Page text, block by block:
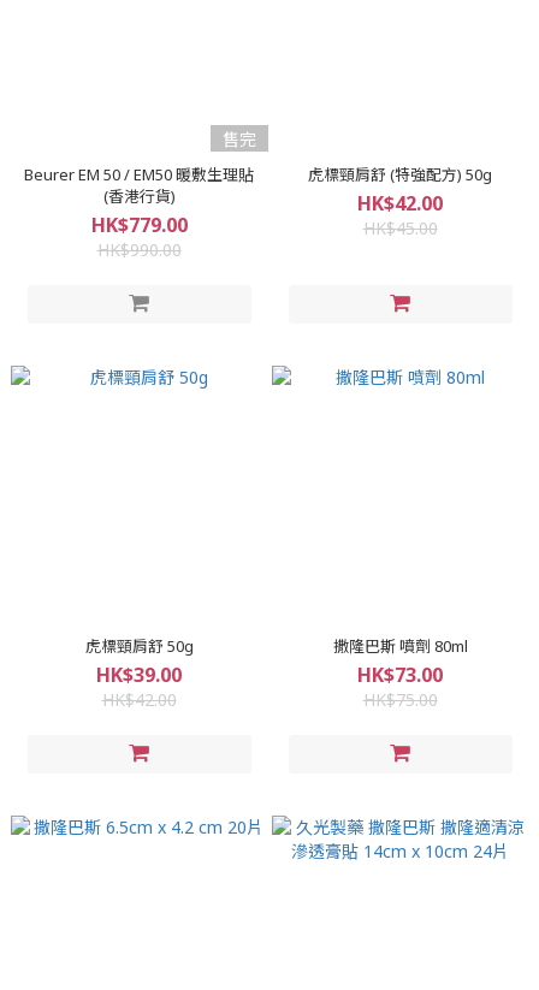
售完
Beurer EM 50 / EM50 暖敷生理貼
(香港行貨)
HK$779.00
HK$990.00
虎標頸肩舒 (特強配方) 50g
HK$42.00
HK$45.00
虎標頸肩舒 50g
HK$39.00
HK$42.00
撒隆巴斯 噴劑 80ml
HK$73.00
HK$75.00